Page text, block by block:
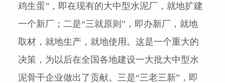
鸡生蛋”，即在现有的大中型水泥厂，就地扩建
一个新厂；二是“三就原则”，即办新厂，就地
取材，就地生产，就地使用。这是一个重大的
决策，为以后在全国各地建设一大批大中型水
泥骨干企业做出了贡献。三是“三老三新”，即